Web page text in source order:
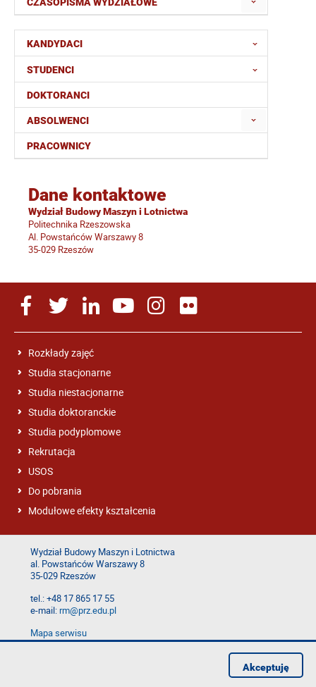
KANDYDACI
STUDENCI
DOKTORANCI
ABSOLWENCI
PRACOWNICY
Dane kontaktowe
Wydział Budowy Maszyn i Lotnictwa
Politechnika Rzeszowska
Al. Powstańców Warszawy 8
35-029 Rzeszów
Rozkłady zajęć
Studia stacjonarne
Studia niestacjonarne
Studia doktoranckie
Studia podyplomowe
Rekrutacja
USOS
Do pobrania
Modułowe efekty kształcenia
Wydział Budowy Maszyn i Lotnictwa
al. Powstańców Warszawy 8
35-029 Rzeszów
tel.: +48 17 865 17 55
e-mail:rm@prz.edu.pl
Mapa serwisu
Deklaracja dostępności
Akceptuję